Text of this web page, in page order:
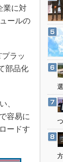
業に対
ールの
ラッ
部品化
、
容易に
ードす